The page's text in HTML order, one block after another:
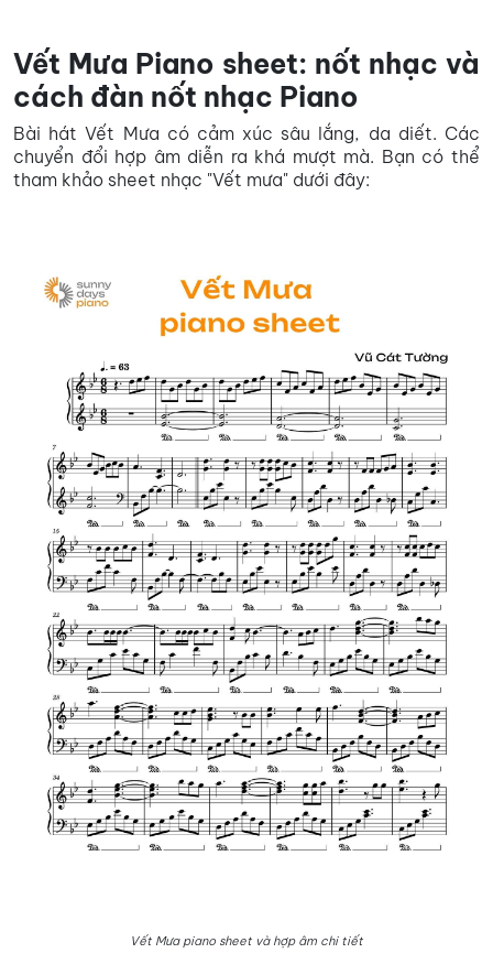
Vết Mưa Piano sheet: nốt nhạc và
cách đàn nốt nhạc Piano
Bài hát Vết Mưa có cảm xúc sâu lắng, da diết. Các
chuyển đổi hợp âm diễn ra khá mượt mà. Bạn có thể
tham khảo sheet nhạc "Vết mưa" dưới đây:
Vết Mưa piano sheet và hợp âm chi tiết